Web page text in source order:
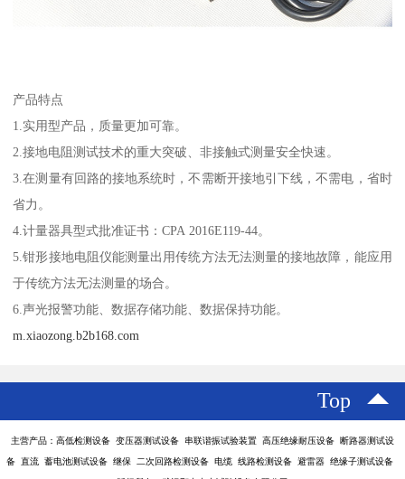
产品特点
1.实用型产品，质量更加可靠。
2.接地电阻测试技术的重大突破、非接触式测量安全快速。
3.在测量有回路的接地系统时，不需断开接地引下线，不需电，省时
省力。
4.计量器具型式批准证书：CPA 2016E119-44。
5.钳形接地电阻仪能测量出用传统方法无法测量的接地故障，能应用
于传统方法无法测量的场合。
6.声光报警功能、数据存储功能、数据保持功能。
m.xiaozong.b2b168.com
Top
主营产品：高低检测设备 变压器测试设备 串联谐振试验装置 高压绝缘耐压设备 断路器测试设
备 直流 蓄电池测试设备 继保 二次回路检测设备 电缆 线路检测设备 避雷器 绝缘子测试设备